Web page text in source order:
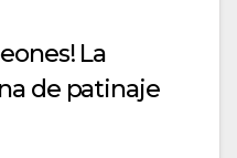
La
de patinaje